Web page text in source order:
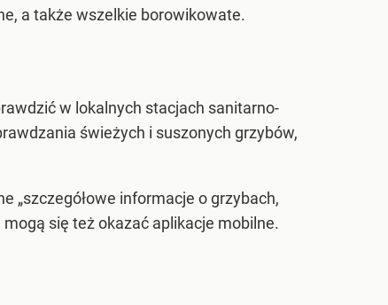
a także wszelkie borowikowate.
w lokalnych stacjach sanitarno-
świeżych i suszonych grzybów,
„szczegółowe informacje o grzybach,
mogą się też okazać aplikacje mobilne.